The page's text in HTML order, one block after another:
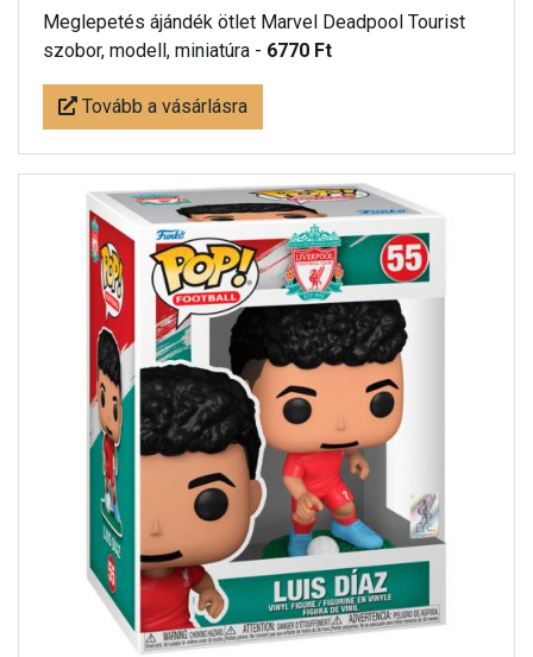
Meglepetés ájándék ötlet Marvel Deadpool Tourist
szobor, modell, miniatúra - 6770 Ft
Tovább a vásárlásra